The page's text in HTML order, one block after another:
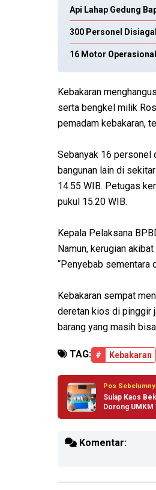
Api Lahap Gedung
300 Personel
16 Motor
Kebakaran
serta bengkel milik
pemadam kebakaran,
Sebanyak 16 personel
bangunan lain di
14.55 WIB. Petugas
pukul 15.20 WIB.
Kepala Pelaksana
Namun, kerugian
“Penyebab sementara
Kebakaran sempat
deretan kios di pinggir
barang yang masih
TAG: # Kebakaran
Pos
Sulap Kaos
Dorong UMKM
Komentar: